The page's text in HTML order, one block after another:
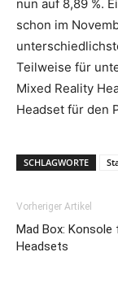
nun auf 8,89 %.
schon im
Teilweise für
Mixed Reality
Headset für den
SCHLAGWORTE
Vorheriger Artikel
Mad Box: Konsole
Headsets